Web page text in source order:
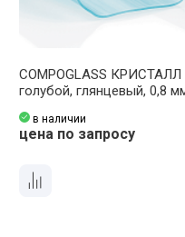
COMPOGLASS
голубой, глянцевый, 0,8
в наличии
цена по запросу